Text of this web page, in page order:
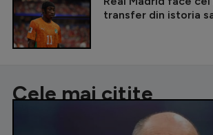
transfer din istoria
Cele mai citite